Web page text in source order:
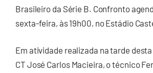
Brasileiro da Série B. Confronto
sexta-feira, às 19h00, no Estádio
Em atividade realizada na tarde
CT José Carlos Macieira, o técnico